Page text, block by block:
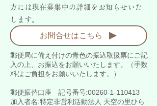
方には現在募集中の詳細をお知らせいた
します。
お問合せはこちら
郵便局に備え付けの青色の振込取扱票にご記
入の上、お振込をお願いいたします。（手数
料はご負担をお願いいたします。）
郵便振替口座 記号番号:00260-1-110413
加入者名:特定非営利活動法人 天空の里ひら